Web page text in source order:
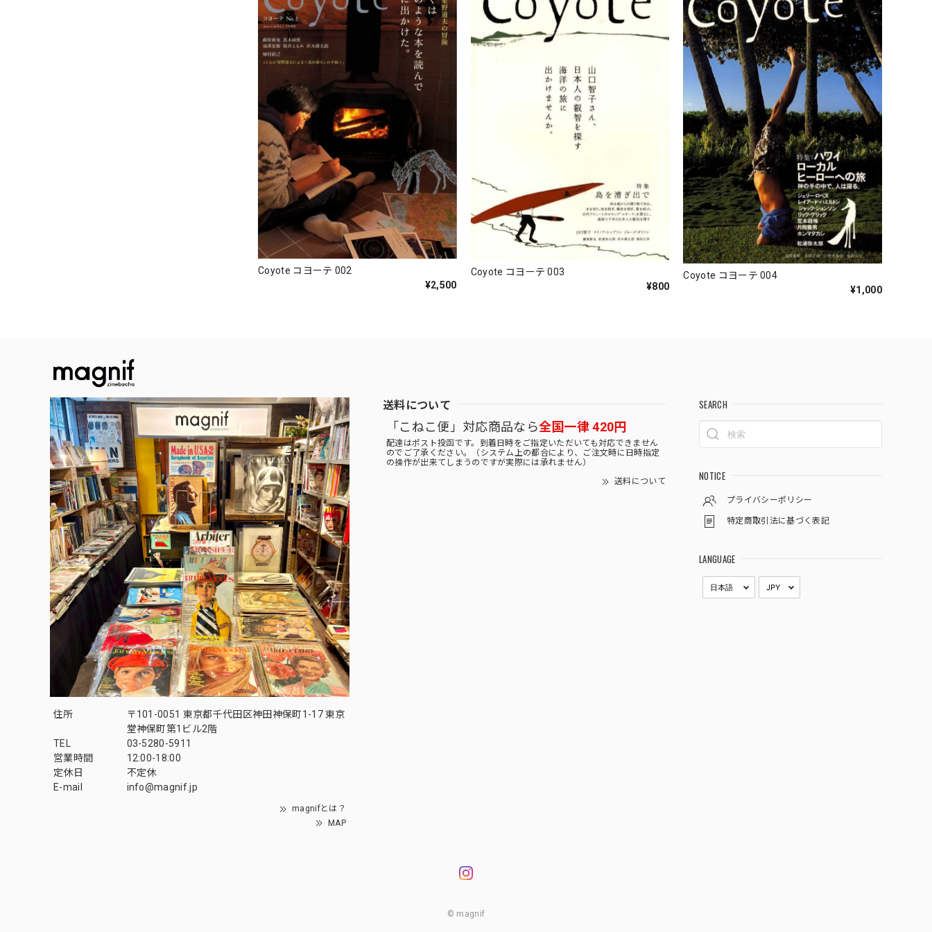
Coyote コヨーテ 002
¥2,500
Coyote コヨーテ 003
¥800
Coyote コヨーテ 004
¥1,000
住所
〒101-0051 東京都千代田区神田神保町1-17 東京
堂神保町第1ビル2階
TEL
03-5280-5911
営業時間
12:00-18:00
定休日
不定休
E-mail
info@magnif.jp
magnifとは？
MAP
送料について
「こねこ便」対応商品なら全国一律 420円
配達はポスト投函です。到着日時をご指定いただいても対応できません
のでご了承ください。（システム上の都合により、ご注文時に日時指定
の操作が出来てしまうのですが実際には承れません）
送料について
SEARCH
NOTICE
プライバシーポリシー
特定商取引法に基づく表記
LANGUAGE
© magnif